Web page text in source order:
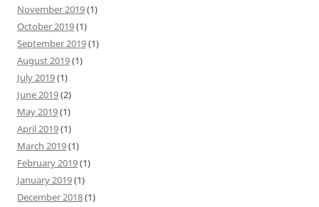
November 2019(1)
October 2019(1)
September 2019(1)
August 2019(1)
July 2019(1)
June 2019(2)
May 2019(1)
April 2019(1)
March 2019(1)
February 2019(1)
January 2019(1)
December 2018(1)